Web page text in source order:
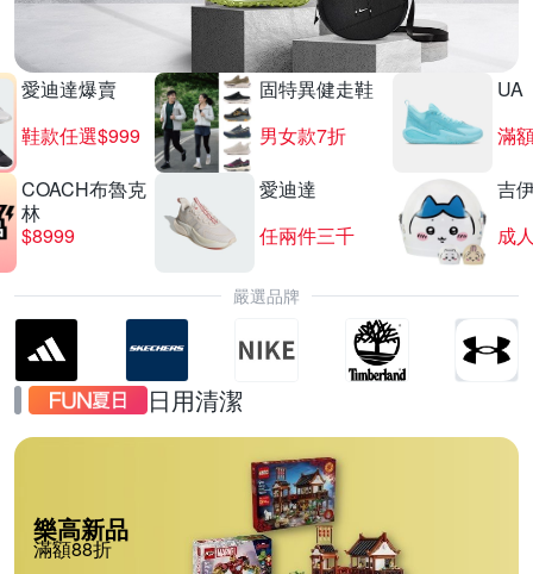
愛迪達爆賣
鞋款任選$999
固特異健走鞋
男女款7折
UA
滿
COACH布魯克
林
$8999
愛迪達
任兩件三千
吉
嚴選品牌
日用清潔
樂高新品
滿額88折